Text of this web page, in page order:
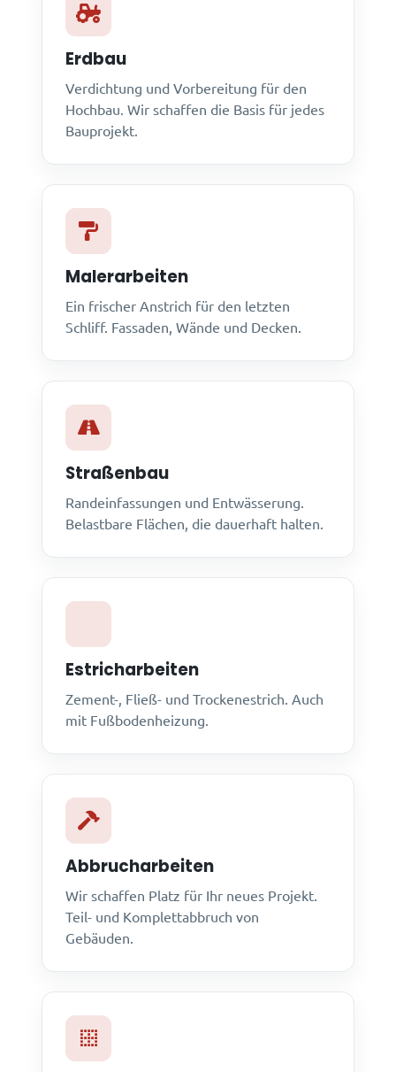
Erdbau
Verdichtung und Vorbereitung für den
Hochbau. Wir schaffen die Basis für jedes
Bauprojekt.
Malerarbeiten
Ein frischer Anstrich für den letzten
Schliff. Fassaden, Wände und Decken.
Straßenbau
Randeinfassungen und Entwässerung.
Belastbare Flächen, die dauerhaft halten.
Estricharbeiten
Zement-, Fließ- und Trockenestrich. Auch
mit Fußbodenheizung.
Abbrucharbeiten
Wir schaffen Platz für Ihr neues Projekt.
Teil- und Komplettabbruch von
Gebäuden.